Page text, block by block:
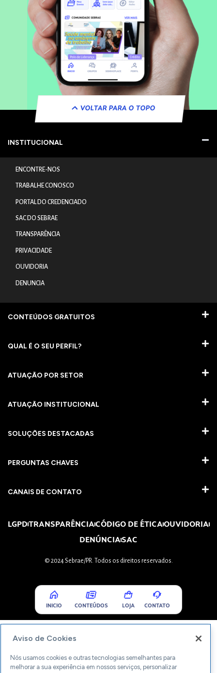
VOLTAR PARA O TOPO
INSTITUCIONAL
ENCONTRE-NOS
TRABALHE CONOSCO
PORTAL DO CREDENCIADO
SAC DO SEBRAE
TRANSPARÊNCIA
PRIVACIDADE
OUVIDORIA
DENUNCIA
CONTEÚDOS GRATUITOS
QUAL É O SEU PERFIL?
ATUAÇÃO POR SETOR
ATUAÇÃO INSTITUCIONAL
SOLUÇÕES DESTACADAS
PERGUNTAS CHAVES​
CANAIS DE CONTATO
LGPDTRANSPARÊNCIACÓDIGO DE ÉTICAOUVIDORIA
DENÚNCIASAC
© 2024 Sebrae/PR. Todos os direitos reservados.
INICIO CONTEÚDOS LOJA CONTATO
Aviso de Cookies
Nós usamos cookies e outras tecnologias semelhantes para
melhorar a sua experiência em nossos serviços, personalizar